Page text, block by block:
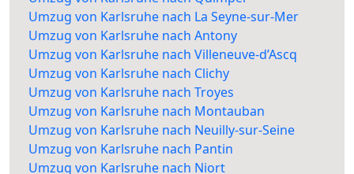
Umzug von Karlsruhe nach La Seyne-sur-Mer
Umzug von Karlsruhe nach Antony
Umzug von Karlsruhe nach Villeneuve-d’Ascq
Umzug von Karlsruhe nach Clichy
Umzug von Karlsruhe nach Troyes
Umzug von Karlsruhe nach Montauban
Umzug von Karlsruhe nach Neuilly-sur-Seine
Umzug von Karlsruhe nach Pantin
Umzug von Karlsruhe nach Niort